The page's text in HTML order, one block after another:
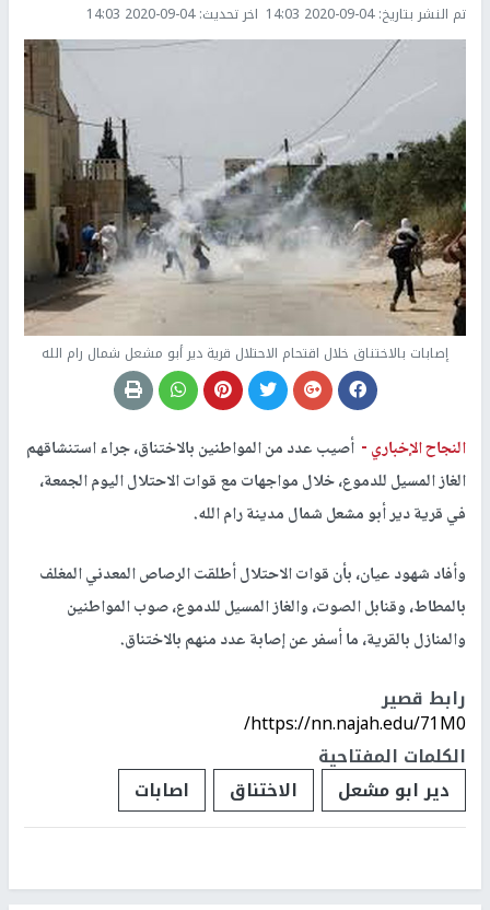
تم النشر بتاريخ:2020-09-04 14:03 اخر تحديث:2020-09-04 14:03
إصابات بالاختناق خلال اقتحام الاحتلال قرية دير أبو مشعل شمال رام الله
النجاح الإخباري - أصيب عدد من المواطنين بالاختناق، جراء استنشاقهم
الغاز المسيل للدموع، خلال مواجهات مع قوات الاحتلال اليوم الجمعة،
في قرية دير أبو مشعل شمال مدينة رام الله.
وأفاد شهود عيان، بأن قوات الاحتلال أطلقت الرصاص المعدني المغلف
بالمطاط، وقنابل الصوت، والغاز المسيل للدموع، صوب المواطنين
والمنازل بالقرية، ما أسفر عن إصابة عدد منهم بالاختناق.
رابط قصير
https://nn.najah.edu/71M0/
الكلمات المفتاحية
دير ابو مشعل
الاختناق اصابات